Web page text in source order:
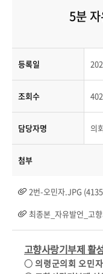
5분
등록일
조회수 402
담당자명 의
첨부
2번-오민자.JPG
최종본_자유발언_고
고향사랑기부제 활
○ 의령군의회 오민